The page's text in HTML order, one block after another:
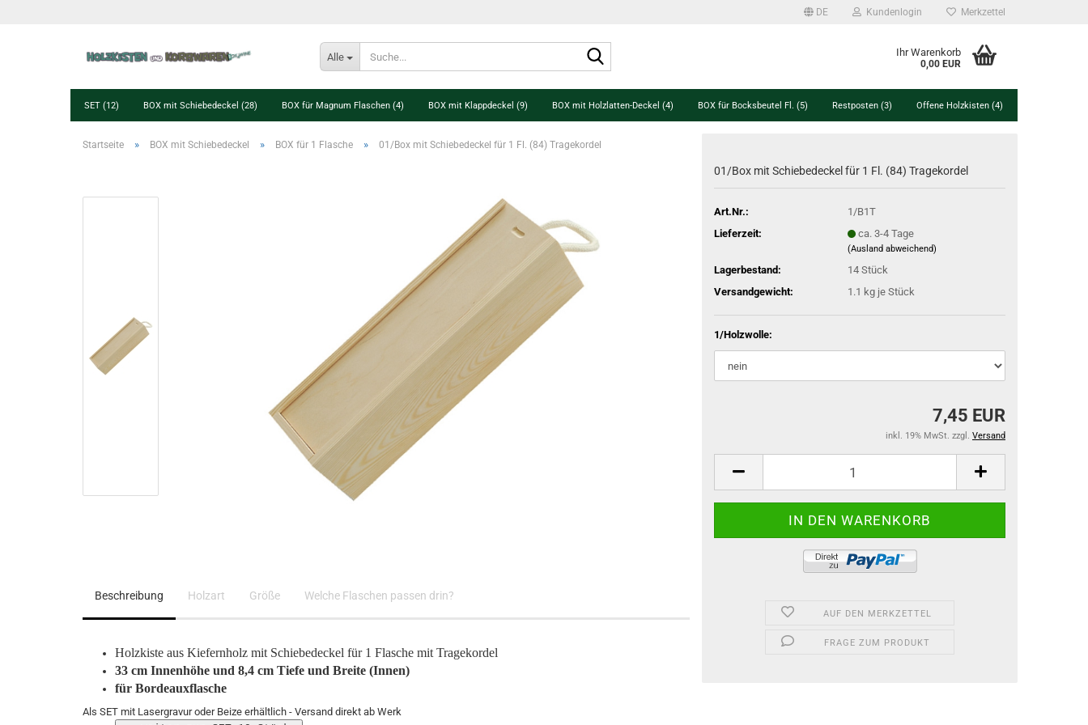
DE Kundenlogin Merkzettel
Alle Ihr Warenkorb
0,00 EUR
SET (12) BOX mit Schiebedeckel (28) BOX für Magnum Flaschen (4) BOX mit Klappdeckel (9) BOX mit Holzlatten-Deckel (4) BOX für Bocksbeutel Fl. (5) Restposten (3) Offene Holzkisten (4)
Startseite » BOX mit Schiebedeckel » BOX für 1 Flasche » 01/Box mit Schiebedeckel für 1 Fl. (84) Tragekordel
01/Box mit Schiebedeckel für 1 Fl. (84) Tragekordel
Art.Nr.:
1/B1T
Lieferzeit:
ca. 3-4 Tage
(Ausland abweichend)
Lagerbestand: 14 Stück
Versandgewicht:
1.1 kg je Stück
1/Holzwolle:
7,45 EUR
inkl. 19% MwSt. zzgl. Versand
AUF DEN MERKZETTEL
FRAGE ZUM PRODUKT
Beschreibung Holzart Größe Welche Flaschen passen drin?
Holzkiste aus Kiefernholz mit Schiebedeckel für 1 Flasche mit Tragekordel
33 cm Innenhöhe und 8,4 cm Tiefe und Breite (Innen)
für Bordeauxflasche
Als SET mit Lasergravur oder Beize erhältlich - Versand direkt ab Werk